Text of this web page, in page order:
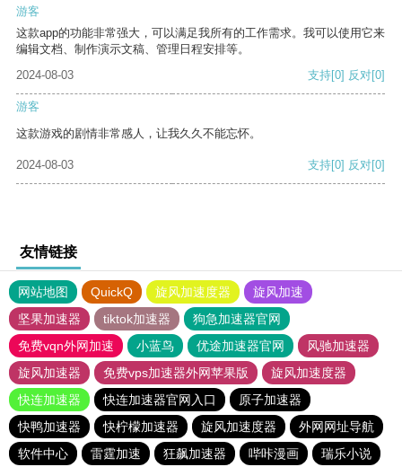
游客
这款app的功能非常强大，可以满足我所有的工作需求。我可以使用它来
编辑文档、制作演示文稿、管理日程安排等。
2024-08-03
支持[0] 反对[0]
游客
这款游戏的剧情非常感人，让我久久不能忘怀。
2024-08-03 支持[0] 反对[0]
友情链接
网站地图 QuickQ 旋风加速度器
旋风加速
坚果加速器
tiktok加速器
狗急加速器官网
免费vqn外网加速
小蓝鸟 优途加速器官网
风驰加速器
旋风加速器
免费vps加速器外网苹果版
旋风加速度器
快连加速器
快连加速器官网入口
原子加速器
快鸭加速器
快柠檬加速器 旋风加速度器
外网网址导航
软件中心
雷霆加速 狂飙加速器 哔咔漫画
瑞乐小说